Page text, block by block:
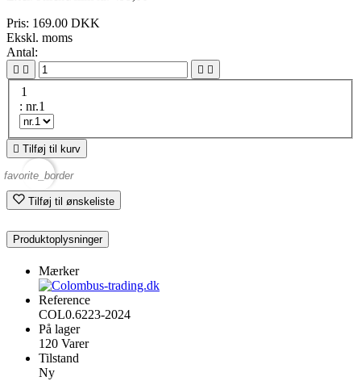
Pris: 169.00 DKK
Ekskl. moms
Antal:
   
1
: nr.1
 Tilføj til kurv
favorite_border
Tilføj til ønskeliste
Produktoplysninger
Mærker
Reference
COL0.6223-2024
På lager
120 Varer
Tilstand
Ny